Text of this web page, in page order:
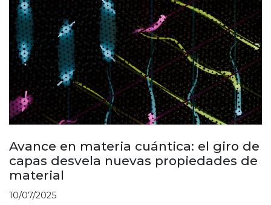
Avance en materia cuántica: el giro de
capas desvela nuevas propiedades de
material
10/07/2025